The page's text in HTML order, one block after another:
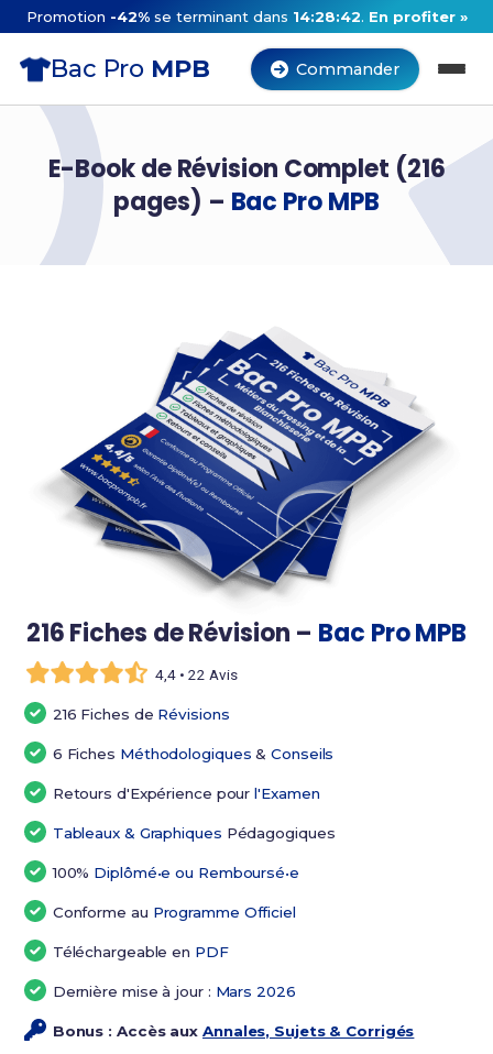
Promotion -42% se terminant dans 14:28:41. En profiter »
Bac Pro MPB Commander
E-Book de Révision Complet (216
pages) – Bac Pro MPB
216 Fiches de Révision – Bac Pro MPB
4,4 • 22 Avis
216 Fiches de Révisions
6 Fiches Méthodologiques &Conseils
Retours d'Expérience pourl'Examen
Tableaux & Graphiques Pédagogiques
100% Diplômé•e ou Remboursé•e
Conforme au Programme Officiel
Téléchargeable en PDF
Dernière mise à jour : Mars 2026
Bonus : Accès aux Annales, Sujets & Corrigés